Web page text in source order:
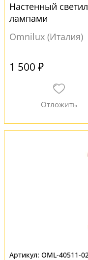
Настенный
лампами
Omnilux (Италия)
1 500 ₽
OML-40511-